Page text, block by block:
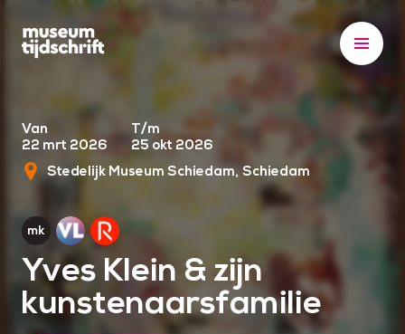
Van
22 mrt 2026
T/m
25 okt 2026
Stedelijk Museum Schiedam Schiedam
Yves Klein & zijn
kunstenaarsfamilie